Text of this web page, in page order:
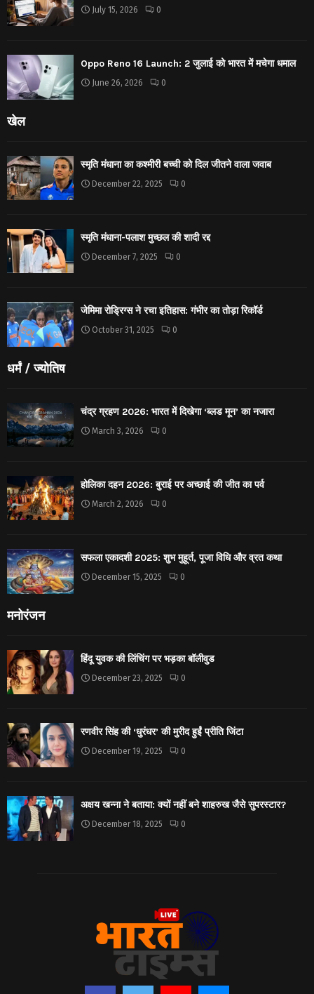
July 15, 2026 0
Oppo Reno 16 Launch: 2 जुलाई को भारत में मचेगा धमाल
June 26, 2026 0
खेल
स्मृति मंधाना का कश्मीरी बच्ची को दिल जीतने वाला जवाब
December 22, 2025 0
स्मृति मंधाना-पलाश मुच्छल की शादी रद्द
December 7, 2025 0
जेमिमा रोड्रिग्स ने रचा इतिहास: गंभीर का तोड़ा रिकॉर्ड
October 31, 2025 0
धर्मं / ज्योतिष
चंद्र ग्रहण 2026: भारत में दिखेगा ‘ब्लड मून’ का नजारा
March 3, 2026 0
होलिका दहन 2026: बुराई पर अच्छाई की जीत का पर्व
March 2, 2026 0
सफला एकादशी 2025: शुभ मुहूर्त, पूजा विधि और व्रत कथा
December 15, 2025 0
मनोरंजन
हिंदू युवक की लिंचिंग पर भड़का बॉलीवुड
December 23, 2025 0
रणवीर सिंह की ‘धुरंधर’ की मुरीद हुईं प्रीति जिंटा
December 19, 2025 0
अक्षय खन्ना ने बताया: क्यों नहीं बने शाहरुख जैसे सुपरस्टार?
December 18, 2025 0